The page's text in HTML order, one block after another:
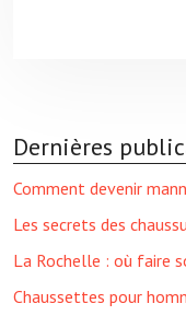
Dernières
Comment devenir
Les secrets des
La Rochelle : où faire
Chaussettes pour